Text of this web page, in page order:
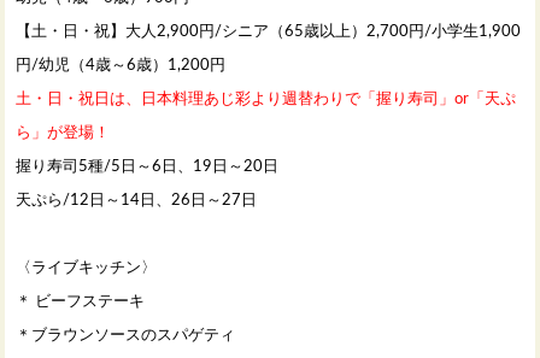
【土・日・祝】大人2,900円/シニア（65歳以上）2,700円/小学生1,900
円/幼児（4歳～6歳）1,200円
土・日・祝日は、日本料理あじ彩より週替わりで「握り寿司」or「天ぷ
ら」が登場！
握り寿司5種/5日～6日、19日～20日
天ぷら/12日～14日、26日～27日
〈ライブキッチン〉
＊ ビーフステーキ
＊ブラウンソースのスパゲティ